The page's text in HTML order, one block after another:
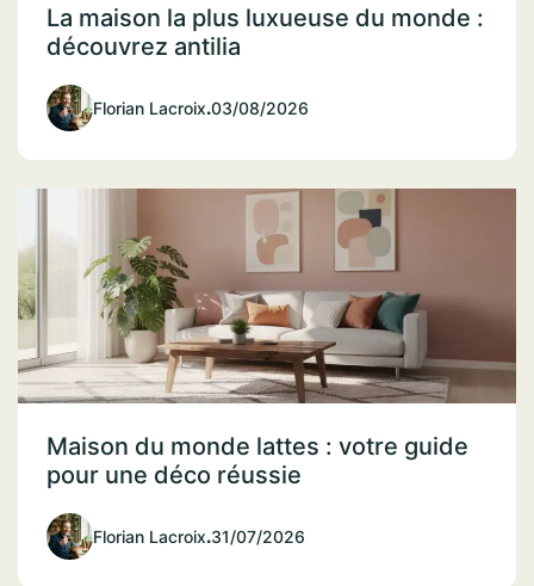
La maison la plus luxueuse du monde :
découvrez antilia
Florian Lacroix.03/08/2026
Maison du monde lattes : votre guide
pour une déco réussie
Florian Lacroix.31/07/2026